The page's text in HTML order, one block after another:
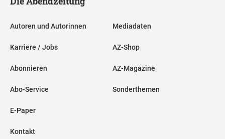
Autoren und Autorinnen
Karriere / Jobs
Abonnieren
Abo-Service
E-Paper
Kontakt
Mediadaten
AZ-Shop
AZ-Magazine
Sonderthemen